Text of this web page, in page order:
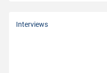
Interviews